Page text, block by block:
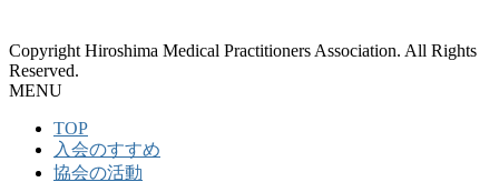
Copyright Hiroshima Medical Practitioners Association. All Rights
Reserved.
MENU
TOP
入会のすすめ
協会の活動